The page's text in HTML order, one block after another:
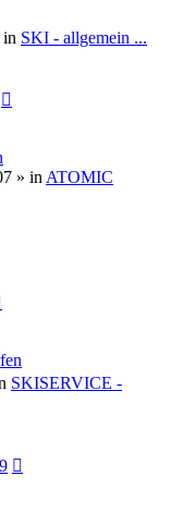
in SKI - allgemein ...
» in ATOMIC
SKISERVICE -